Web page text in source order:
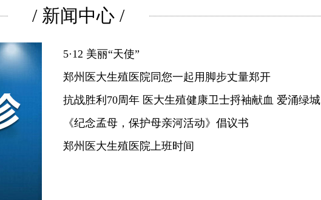
/ 新闻中心 /
5·12 美丽“天使”
郑州医大生殖医院同您一起用脚步丈量郑开
抗战胜利70周年 医大生殖健康卫士捋袖献血 爱涌绿城
《纪念孟母，保护母亲河活动》倡议书
郑州医大生殖医院上班时间